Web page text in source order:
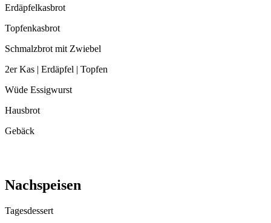
Erdäpfelkasbrot
Topfenkasbrot
Schmalzbrot mit Zwiebel
2er Kas | Erdäpfel | Topfen
Wüde Essigwurst
Hausbrot
Gebäck
Nachspeisen
Tagesdessert